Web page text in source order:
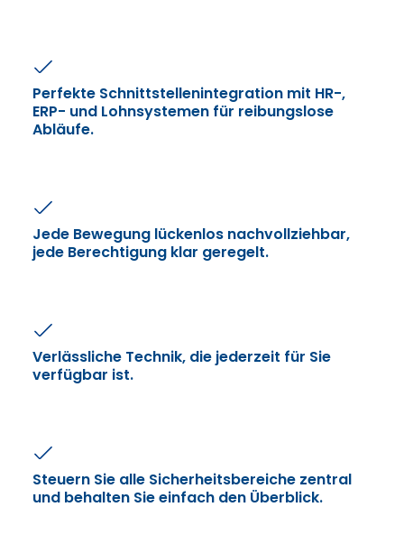
Perfekte Schnittstellenintegration mit HR-,
ERP- und Lohnsystemen für reibungslose
Abläufe.
Jede Bewegung lückenlos nachvollziehbar,
jede Berechtigung klar geregelt.
Verlässliche Technik, die jederzeit für Sie
verfügbar ist.
Steuern Sie alle Sicherheitsbereiche zentral
und behalten Sie einfach den Überblick.